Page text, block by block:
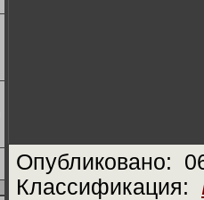
Опубликовано:
Классификация: